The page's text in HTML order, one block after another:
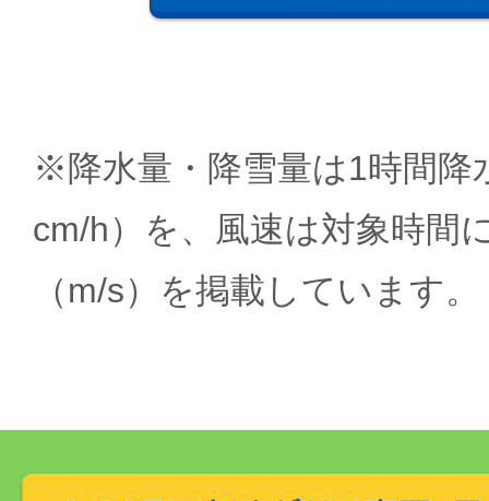
※降水量・降雪量は1時間降
cm/h）を、風速は対象時間
（m/s）を掲載しています。